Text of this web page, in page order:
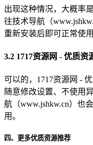
出现这种情况，大概率
往技术导航（
重新安装后即可正常使用
3.2 1717资源网 - 优质资
可以的，1717资源网 -
随意修改设置、不使用
航（www.jshkw.cn）也
用。
四、更多优质资源推荐